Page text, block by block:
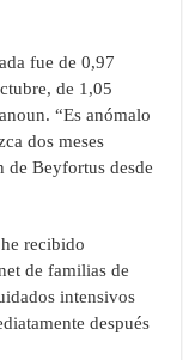
fue de 0,97
de 1,05
“Es anómalo
dos meses
de Beyfortus desde
recibido
de familias de
intensivos
después